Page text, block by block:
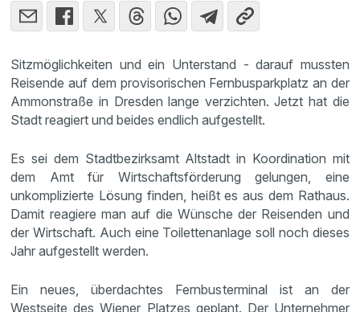
Sitzmöglichkeiten und ein Unterstand - darauf mussten
Reisende auf dem provisorischen Fernbusparkplatz an der
Ammonstraße in Dresden lange verzichten. Jetzt hat die
Stadt reagiert und beides endlich aufgestellt.
Es sei dem Stadtbezirksamt Altstadt in Koordination mit
dem Amt für Wirtschaftsförderung gelungen, eine
unkomplizierte Lösung finden, heißt es aus dem Rathaus.
Damit reagiere man auf die Wünsche der Reisenden und
der Wirtschaft. Auch eine Toilettenanlage soll noch dieses
Jahr aufgestellt werden.
Ein neues, überdachtes Fernbusterminal ist an der
Westseite des Wiener Platzes geplant. Der Unternehmer